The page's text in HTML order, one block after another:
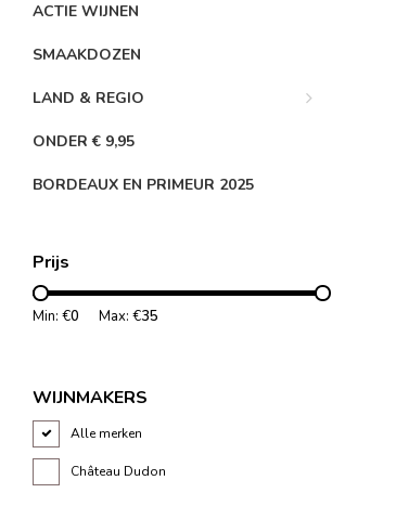
ACTIE WIJNEN
SMAAKDOZEN
LAND & REGIO
ONDER € 9,95
BORDEAUX EN PRIMEUR 2025
Prijs
Min: €0 Max: €35
WIJNMAKERS
Alle merken
Château Dudon